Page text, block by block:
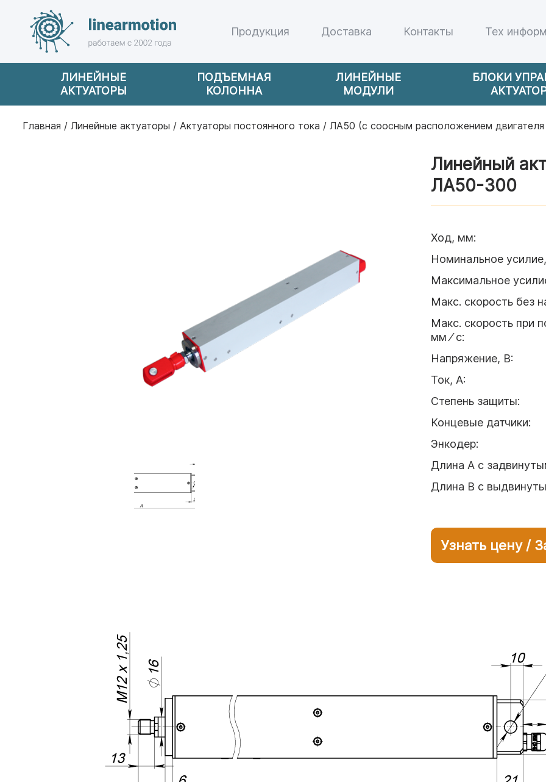
Продукция Доставка Контакты Тех
ЛИНЕЙНЫЕ
АКТУАТОРЫ
ПОДЪЕМНАЯ
КОЛОННА
ЛИНЕЙНЫЕ
МОДУЛИ
БЛОКИ
Главная / Линейные актуаторы / Актуаторы постоянного тока / ЛА50 (c соосным расположением
Линейный
ЛА50-300
Ход, мм:
Номинальное
Максимальное
Макс. скорость без
Макс. скорость при
мм ⁄ с:
Напряжение, В:
Ток, А:
Степень защиты:
Концевые датчики:
Энкодер:
Длина А с
Длина B с
Узнать цену /